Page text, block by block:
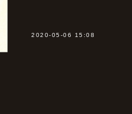
2020-05-06 15:08